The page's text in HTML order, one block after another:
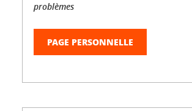
problèmes
PAGE PERSONNELLE